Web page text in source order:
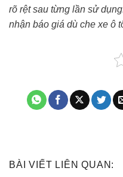
rõ rệt sau từng lần sử
nhận báo giá dù che xe ô
BÀI VIẾT LIÊN QUAN: